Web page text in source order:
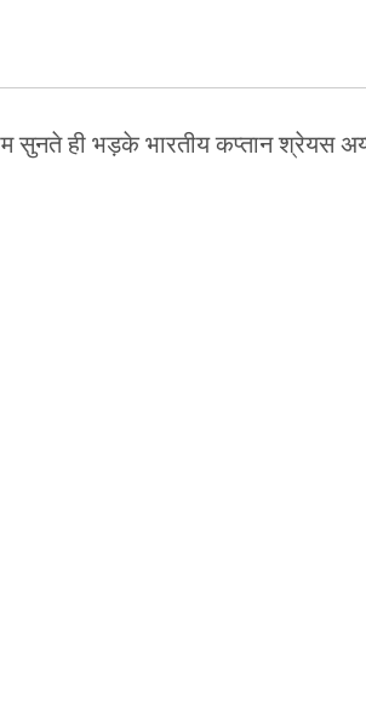
Bihar
सुनते ही भड़के भारतीय कप्तान श्रेयस